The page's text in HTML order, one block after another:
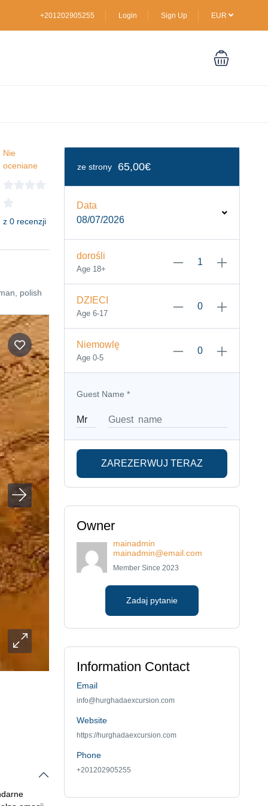
+201202905255 Login Sign Up EUR
Nie
oceniane
z 0 recenzji
polish
ze strony 65,00€
Data
08/07/2026
dorośli
Age 18+
DZIECI
Age 6-17
Niemowlę
Age 0-5
Guest Name *
ZAREZERWUJ TERAZ
Owner
mainadmin
mainadmin@email.com
Member Since 2023
Zadaj pytanie
Information Contact
Email
info@hurghadaexcursion.com
Website
https://hurghadaexcursion.com
Phone
+201202905255